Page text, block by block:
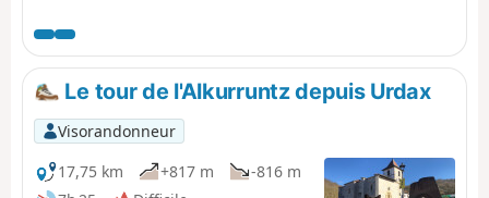
360° offerts par les différents sommets gravis durant
cette randonnée, vous pourrez également rencontrer de
nombreux rapaces, chevaux, brebis, et vaches, qui se
promènent en liberté.
Le tour de l'Alkurruntz depuis Urdax
Visorandonneur
17,75 km
+817 m
-816 m